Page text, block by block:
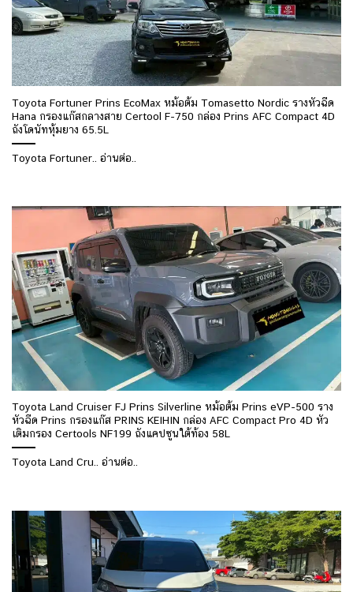
Toyota Fortuner Prins EcoMax หม้อต้ม Tomasetto Nordic รางหัวฉีด
Hana กรองแก๊สกลางสาย Certool F-750 กล่อง Prins AFC Compact 4D
ถังโดนัทหุ้มยาง 65.5L
Toyota Fortuner.. อ่านต่อ..
Toyota Land Cruiser FJ Prins Silverline หม้อต้ม Prins eVP-500 ราง
หัวฉีด Prins กรองแก๊ส PRINS KEIHIN กล่อง AFC Compact Pro 4D หัว
เติมกรอง Certools NF199 ถังแคปซูนใต้ท้อง 58L
Toyota Land Cru.. อ่านต่อ..